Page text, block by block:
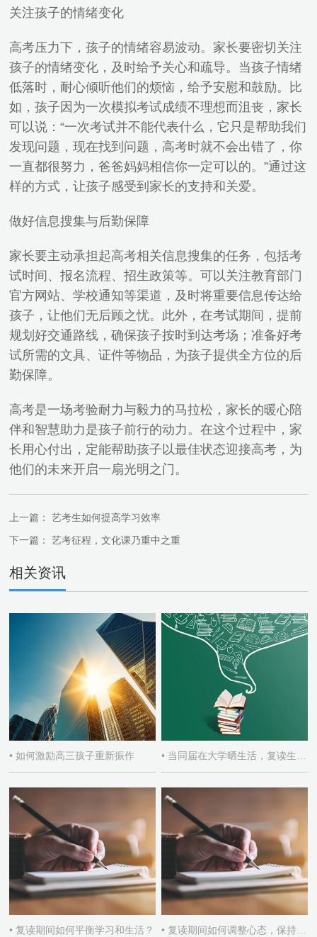
关注孩子的情绪变化
高考压力下，孩子的情绪容易波动。家长要密切关注
孩子的情绪变化，及时给予关心和疏导。当孩子情绪
低落时，耐心倾听他们的烦恼，给予安慰和鼓励。比
如，孩子因为一次模拟考试成绩不理想而沮丧，家长
可以说：“一次考试并不能代表什么，它只是帮助我们
发现问题，现在找到问题，高考时就不会出错了，你
一直都很努力，爸爸妈妈相信你一定可以的。”通过这
样的方式，让孩子感受到家长的支持和关爱。
做好信息搜集与后勤保障
家长要主动承担起高考相关信息搜集的任务，包括考
试时间、报名流程、招生政策等。可以关注教育部门
官方网站、学校通知等渠道，及时将重要信息传达给
孩子，让他们无后顾之忧。此外，在考试期间，提前
规划好交通路线，确保孩子按时到达考场；准备好考
试所需的文具、证件等物品，为孩子提供全方位的后
勤保障。
高考是一场考验耐力与毅力的马拉松，家长的暖心陪
伴和智慧助力是孩子前行的动力。在这个过程中，家
长用心付出，定能帮助孩子以最佳状态迎接高考，为
他们的未来开启一扇光明之门。
上一篇：
艺考生如何提高学习效率
下一篇：
艺考征程，文化课乃重中之重
相关资讯
• 如何激励高三孩子重新振作
• 复读期间如何平衡学习和生活？